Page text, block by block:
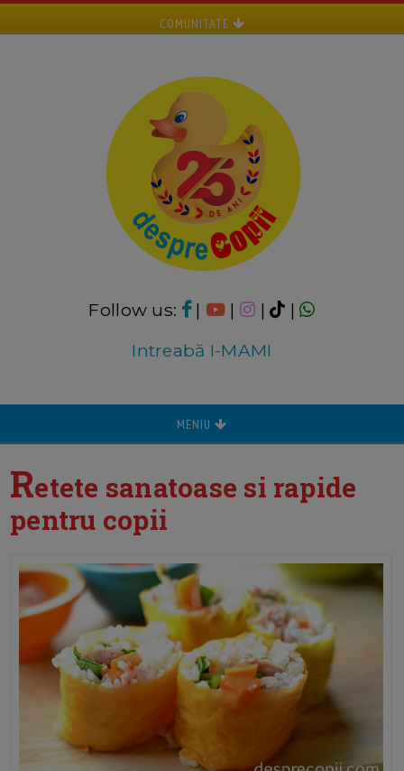
COMUNITATE
Follow us: | | |
|
Intreabă I-MAMI
MENIU
Retete sanatoase si rapide
pentru copii